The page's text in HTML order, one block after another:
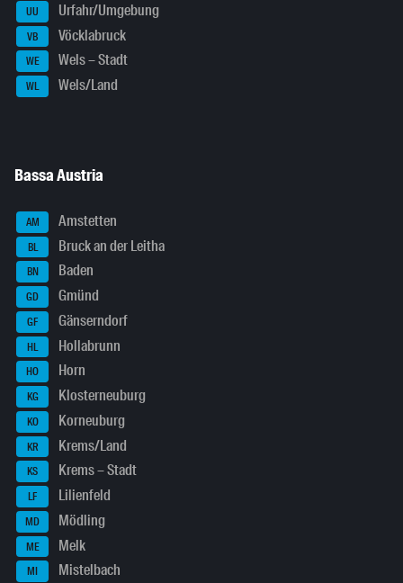
UU Urfahr/Umgebung
VB Vöcklabruck
WE Wels – Stadt
WL Wels/Land
Bassa Austria
AM Amstetten
BL Bruck an der Leitha
BN Baden
GD Gmünd
GF Gänserndorf
HL Hollabrunn
HO Horn
KG Klosterneuburg
KO Korneuburg
KR Krems/Land
KS Krems – Stadt
LF Lilienfeld
MD Mödling
ME Melk
MI Mistelbach